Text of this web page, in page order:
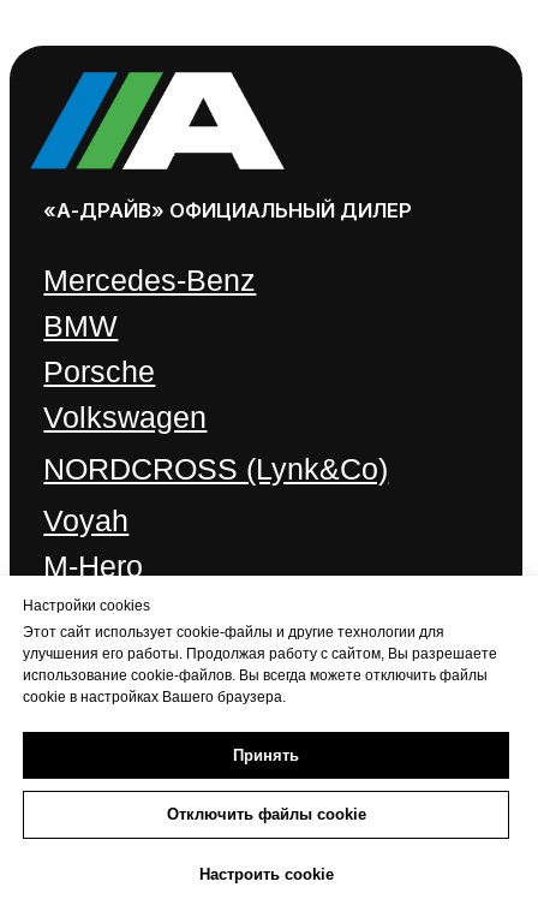
+7 (473) 233-06-06
Настройки cookies
Этот сайт использует cookie-файлы и другие технологии для
улучшения его работы. Продолжая работу с сайтом, Вы разрешаете
использование cookie-файлов. Вы всегда можете отключить файлы
cookie в настройках Вашего браузера.
Принять
Отключить файлы cookie
Настроить cookie